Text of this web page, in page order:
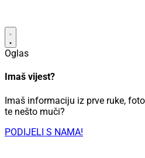
Oglas
Imaš vijest?
Imaš informaciju iz prve ruke,
te nešto muči?
PODIJELI S NAMA!